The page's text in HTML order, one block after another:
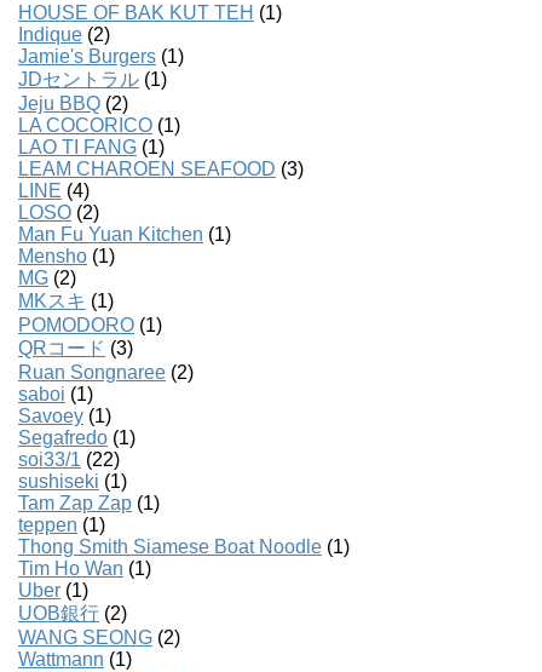
HOUSE OF BAK KUT TEH (1)
Indique (2)
Jamie's Burgers (1)
JDセントラル (1)
Jeju BBQ (2)
LA COCORICO (1)
LAO TI FANG (1)
LEAM CHAROEN SEAFOOD (3)
LINE (4)
LOSO (2)
Man Fu Yuan Kitchen (1)
Mensho (1)
MG (2)
MKスキ (1)
POMODORO (1)
QRコード (3)
Ruan Songnaree (2)
saboi (1)
Savoey (1)
Segafredo (1)
soi33/1 (22)
sushiseki (1)
Tam Zap Zap (1)
teppen (1)
Thong Smith Siamese Boat Noodle (1)
Tim Ho Wan (1)
Uber (1)
UOB銀行 (2)
WANG SEONG (2)
Wattmann (1)